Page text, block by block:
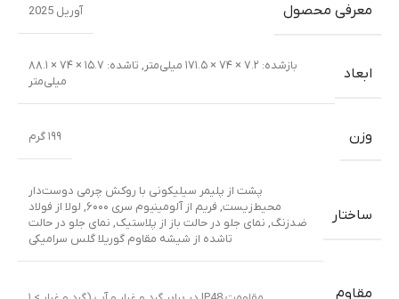
معرفی محصول آوریل 2025
ابعاد بازشده: ۷.۲ × ۷۴ × ۱۷۱.۵ میلی‌متر ,
تا‌شده: ۱۵.۷ × ۷۴ × ۸۸.۱
میلی‌متر
وزن ۱۹۹ گرم
ساختار
پشت از پلیمر سیلیکونی با روکش چرمی دوست‌دار
محیط‌زیست, فریم از آلومینیوم سری ۶۰۰۰ , لولا از فولاد
ضدزنگ, نمای جلو در حالت باز از پلاستیک, نمای جلو در حالت
تا‌شده از شیشه مقاوم گوریلا گلس سرامیکی
مقاوم